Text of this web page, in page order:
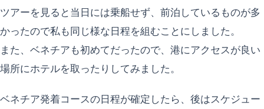
ツアーを見ると当日には乗船せず、前泊しているものが多
かったので私も同じ様な日程を組むことにしました。
また、ベネチアも初めてだったので、港にアクセスが良い
場所にホテルを取ったりしてみました。
ベネチア発着コースの日程が確定したら、後はスケジュー